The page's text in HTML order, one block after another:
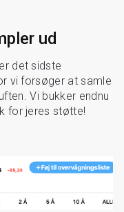
ud
det sidste
vi forsøger at samle
Vi bukker endnu
for jeres støtte!